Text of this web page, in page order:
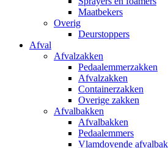
Maatbekers
Overig
Deurstoppers
Afval
Afvalzakken
Pedaalemmerzakken
Afvalzakken
Containerzakken
Overige zakken
Afvalbakken
Afvalbakken
Pedaalemmers
Vlamdovende